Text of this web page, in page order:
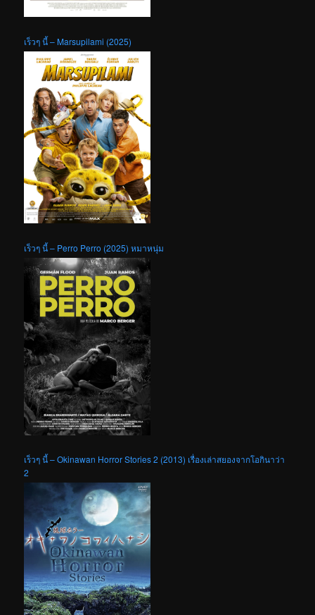
เร็วๆ นี้ – Marsupilami (2025)
เร็วๆ นี้ – Perro Perro (2025) หมาหนุ่ม
เร็วๆ นี้ – Okinawan Horror Stories 2 (2013) เรื่องเล่าสยองจากโอกินาว่า
2